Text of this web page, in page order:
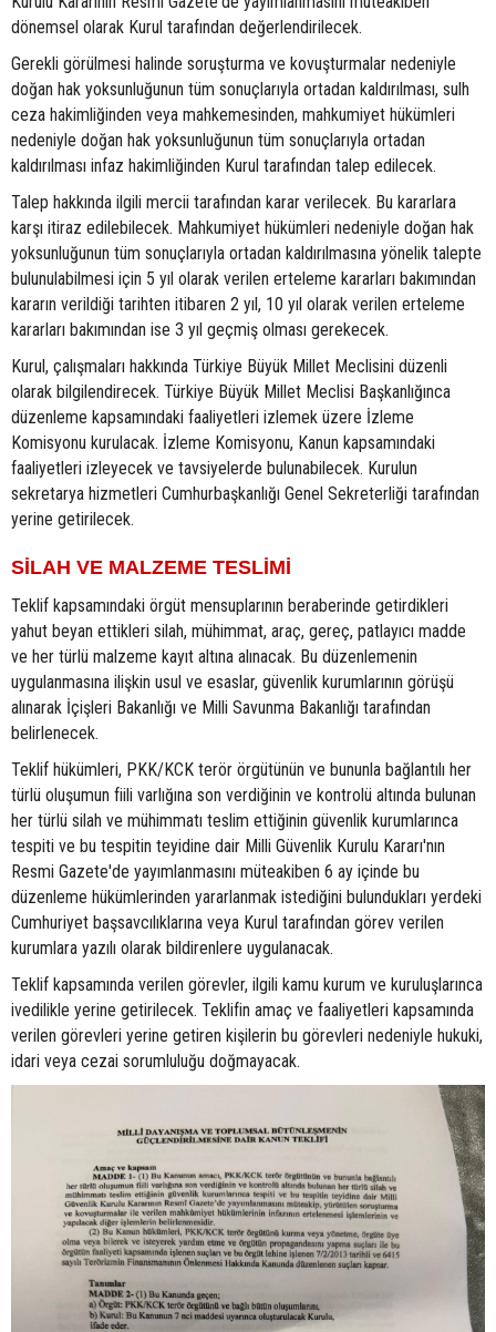
dönemsel olarak Kurul tarafından değerlendirilecek.
Gerekli görülmesi halinde soruşturma ve kovuşturmalar nedeniyle
doğan hak yoksunluğunun tüm sonuçlarıyla ortadan kaldırılması, sulh
ceza hakimliğinden veya mahkemesinden, mahkumiyet hükümleri
nedeniyle doğan hak yoksunluğunun tüm sonuçlarıyla ortadan
kaldırılması infaz hakimliğinden Kurul tarafından talep edilecek.
Talep hakkında ilgili mercii tarafından karar verilecek. Bu kararlara
karşı itiraz edilebilecek. Mahkumiyet hükümleri nedeniyle doğan hak
yoksunluğunun tüm sonuçlarıyla ortadan kaldırılmasına yönelik talepte
bulunulabilmesi için 5 yıl olarak verilen erteleme kararları bakımından
kararın verildiği tarihten itibaren 2 yıl, 10 yıl olarak verilen erteleme
kararları bakımından ise 3 yıl geçmiş olması gerekecek.
Kurul, çalışmaları hakkında Türkiye Büyük Millet Meclisini düzenli
olarak bilgilendirecek. Türkiye Büyük Millet Meclisi Başkanlığınca
düzenleme kapsamındaki faaliyetleri izlemek üzere İzleme
Komisyonu kurulacak. İzleme Komisyonu, Kanun kapsamındaki
faaliyetleri izleyecek ve tavsiyelerde bulunabilecek. Kurulun
sekretarya hizmetleri Cumhurbaşkanlığı Genel Sekreterliği tarafından
yerine getirilecek.
SİLAH VE MALZEME TESLİMİ
Teklif kapsamındaki örgüt mensuplarının beraberinde getirdikleri
yahut beyan ettikleri silah, mühimmat, araç, gereç, patlayıcı madde
ve her türlü malzeme kayıt altına alınacak. Bu düzenlemenin
uygulanmasına ilişkin usul ve esaslar, güvenlik kurumlarının görüşü
alınarak İçişleri Bakanlığı ve Milli Savunma Bakanlığı tarafından
belirlenecek.
Teklif hükümleri, PKK/KCK terör örgütünün ve bununla bağlantılı her
türlü oluşumun fiili varlığına son verdiğinin ve kontrolü altında bulunan
her türlü silah ve mühimmatı teslim ettiğinin güvenlik kurumlarınca
tespiti ve bu tespitin teyidine dair Milli Güvenlik Kurulu Kararı'nın
Resmi Gazete'de yayımlanmasını müteakiben 6 ay içinde bu
düzenleme hükümlerinden yararlanmak istediğini bulundukları yerdeki
Cumhuriyet başsavcılıklarına veya Kurul tarafından görev verilen
kurumlara yazılı olarak bildirenlere uygulanacak.
Teklif kapsamında verilen görevler, ilgili kamu kurum ve kuruluşlarınca
ivedilikle yerine getirilecek. Teklifin amaç ve faaliyetleri kapsamında
verilen görevleri yerine getiren kişilerin bu görevleri nedeniyle hukuki,
idari veya cezai sorumluluğu doğmayacak.